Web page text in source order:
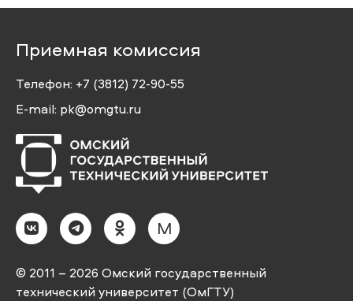
Приемная комиссия
Телефон: +7 (3812) 72-90-55
E-mail: pk@omgtu.ru
M
© 2011 – 2026 Омский государственный
технический университет (ОмГТУ)